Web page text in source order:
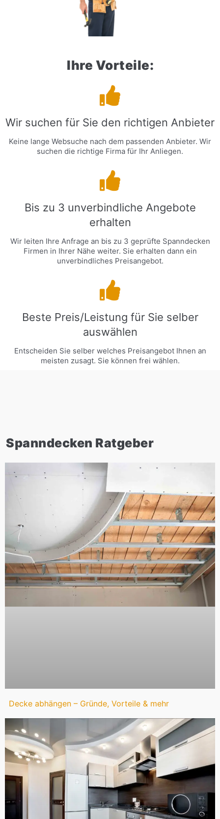
Ihre Vorteile:
Wir suchen für Sie den richtigen Anbieter
Keine lange Websuche nach dem passenden Anbieter. Wir
suchen die richtige Firma für Ihr Anliegen.
Bis zu 3 unverbindliche Angebote
erhalten
Wir leiten Ihre Anfrage an bis zu 3 geprüfte Spanndecken
Firmen in Ihrer Nähe weiter. Sie erhalten dann ein
unverbindliches Preisangebot.
Beste Preis/Leistung für Sie selber
auswählen
Entscheiden Sie selber welches Preisangebot Ihnen an
meisten zusagt. Sie können frei wählen.
Spanndecken Ratgeber
Decke abhängen – Gründe, Vorteile & mehr